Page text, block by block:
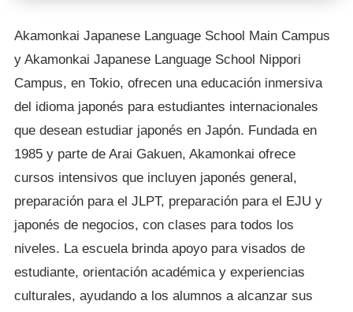
Akamonkai Japanese Language School Main Campus
y Akamonkai Japanese Language School Nippori
Campus, en Tokio, ofrecen una educación inmersiva
del idioma japonés para estudiantes internacionales
que desean estudiar japonés en Japón. Fundada en
1985 y parte de Arai Gakuen, Akamonkai ofrece
cursos intensivos que incluyen japonés general,
preparación para el JLPT, preparación para el EJU y
japonés de negocios, con clases para todos los
niveles. La escuela brinda apoyo para visados de
estudiante, orientación académica y experiencias
culturales, ayudando a los alumnos a alcanzar sus